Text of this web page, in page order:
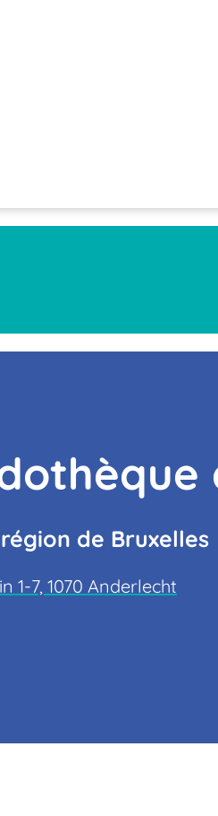
de Bruxelles
1-7, 1070 Anderlecht